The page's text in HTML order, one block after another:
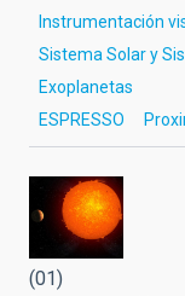
Instrumentación
Sistema Solar y
Exoplanetas
ESPRESSO
(01)